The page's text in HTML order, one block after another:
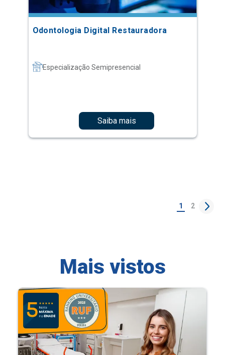
Odontologia Digital Restauradora
Especialização Semipresencial
Saiba mais
1 2
Mais vistos